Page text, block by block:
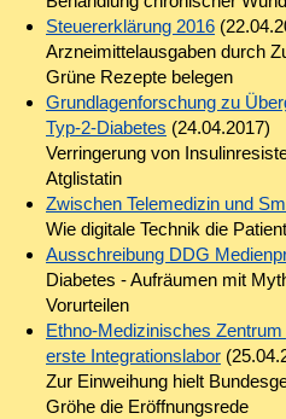
Steuererklärung 2016
Arzneimittelausgaben durch
Grüne Rezepte belegen
Grundlagenforschung zu
Typ-2-Diabetes (24.04.2017)
Verringerung von
Atglistatin
Zwischen Telemedizin und
Wie digitale Technik die
Ausschreibung DDG
Diabetes - Aufräumen mit
Vorurteilen
Ethno-Medizinisches
erste Integrationslabor
Zur Einweihung hielt
Gröhe die Eröffnungsrede